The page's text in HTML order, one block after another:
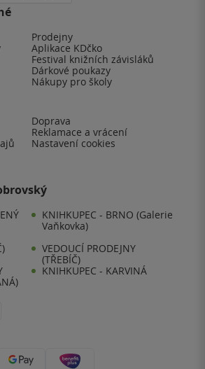
Prodejny
Aplikace KDčko
Festival knižních závisláků
Dárkové poukazy
Nákupy pro školy
Doprava
Reklamace a vrácení
Nastavení cookies
KNIHKUPEC - BRNO (Galerie
Vaňkovka)
VEDOUCÍ PRODEJNY
(TŘEBÍČ)
KNIHKUPEC - KARVINÁ